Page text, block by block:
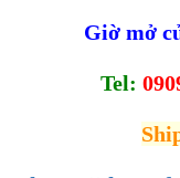
Giờ mở
Tel: